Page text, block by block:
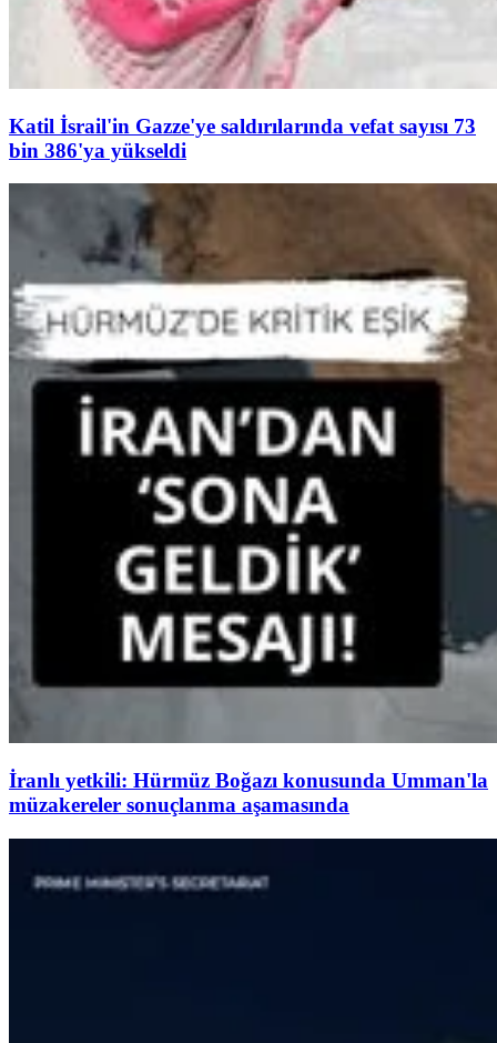
Katil İsrail'in Gazze'ye saldırılarında vefat sayısı 73
bin 386'ya yükseldi
İranlı yetkili: Hürmüz Boğazı konusunda Umman'la
müzakereler sonuçlanma aşamasında